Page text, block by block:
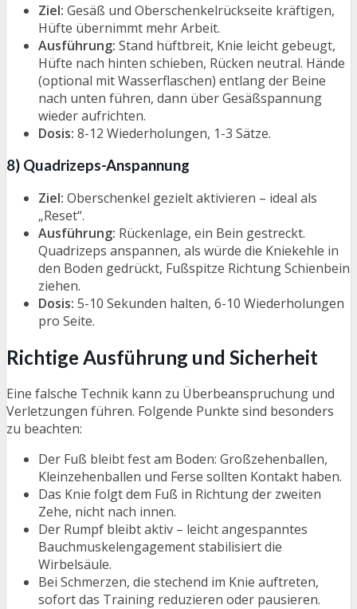
Ziel: Gesäß und Oberschenkelrückseite kräftigen,
Hüfte übernimmt mehr Arbeit.
Ausführung: Stand hüftbreit, Knie leicht gebeugt,
Hüfte nach hinten schieben, Rücken neutral. Hände
(optional mit Wasserflaschen) entlang der Beine
nach unten führen, dann über Gesäßspannung
wieder aufrichten.
Dosis: 8-12 Wiederholungen, 1-3 Sätze.
8) Quadrizeps-Anspannung
Ziel: Oberschenkel gezielt aktivieren – ideal als
„Reset“.
Ausführung: Rückenlage, ein Bein gestreckt.
Quadrizeps anspannen, als würde die Kniekehle in
den Boden gedrückt, Fußspitze Richtung Schienbein
ziehen.
Dosis: 5-10 Sekunden halten, 6-10 Wiederholungen
pro Seite.
Richtige Ausführung und Sicherheit
Eine falsche Technik kann zu Überbeanspruchung und
Verletzungen führen. Folgende Punkte sind besonders
zu beachten:
Der Fuß bleibt fest am Boden: Großzehenballen,
Kleinzehenballen und Ferse sollten Kontakt haben.
Das Knie folgt dem Fuß in Richtung der zweiten
Zehe, nicht nach innen.
Der Rumpf bleibt aktiv – leicht angespanntes
Bauchmuskelengagement stabilisiert die
Wirbelsäule.
Bei Schmerzen, die stechend im Knie auftreten,
sofort das Training reduzieren oder pausieren.